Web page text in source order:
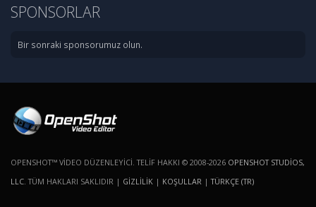
SPONSORLAR
Bir sonraki sponsorumuz olun.
OPENSHOT™ VIDEO DÜZENLEYICI. TELIF HAKKI © 2008-2026 OPENSHOT STUDIOS,
LLC . TÜM HAKLARI SAKLIDIR | GIZLILIK | KOŞULLAR |TÜRKÇE (TR)